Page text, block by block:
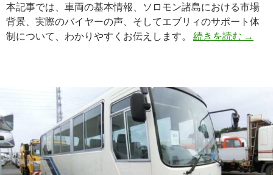
い
ま
す
本記事では、車両の基本情報、ソロモン諸島における市場
背景、実際のバイヤーの声、そしてエブリィのサポート体
制について、わかりやすくお伝えします。 続きを読む 【買
式
い
すゞ
エ
→